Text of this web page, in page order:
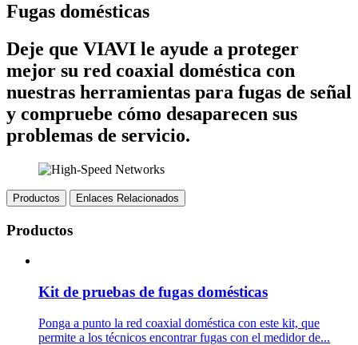
Fugas domésticas
Deje que VIAVI le ayude a proteger
mejor su red coaxial doméstica con
nuestras herramientas para fugas de señal
y compruebe cómo desaparecen sus
problemas de servicio.
Productos Enlaces Relacionados
Productos
Kit de pruebas de fugas domésticas
Ponga a punto la red coaxial doméstica con este kit, que
permite a los técnicos encontrar fugas con el medidor de...